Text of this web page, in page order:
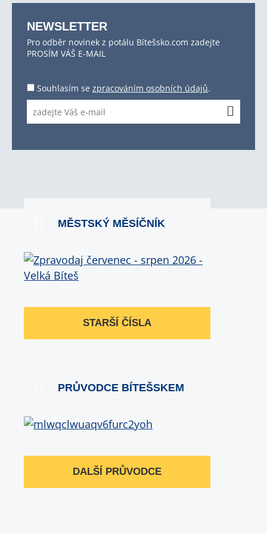
NEWSLETTER
Pro odběr novinek z potálu Bítešsko.com zadejte
PROSÍM VÁŠ E-MAIL
Souhlasím se zpracováním osobních údajů.
MĚSTSKÝ MĚSÍČNÍK
STARŠÍ ČÍSLA
PRŮVODCE BÍTEŠSKEM
DALŠÍ PRŮVODCE